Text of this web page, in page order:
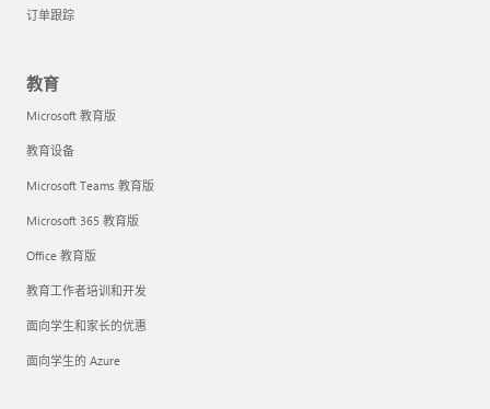
订单跟踪
教育
Microsoft 教育版
教育设备
Microsoft Teams 教育版
Microsoft 365 教育版
Office 教育版
教育工作者培训和开发
面向学生和家长的优惠
面向学生的 Azure